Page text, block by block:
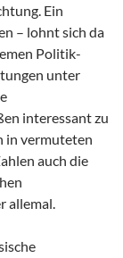
Ein
– lohnt sich da
Politik-
unter
interessant zu
in vermuteten
auch die
allemal.